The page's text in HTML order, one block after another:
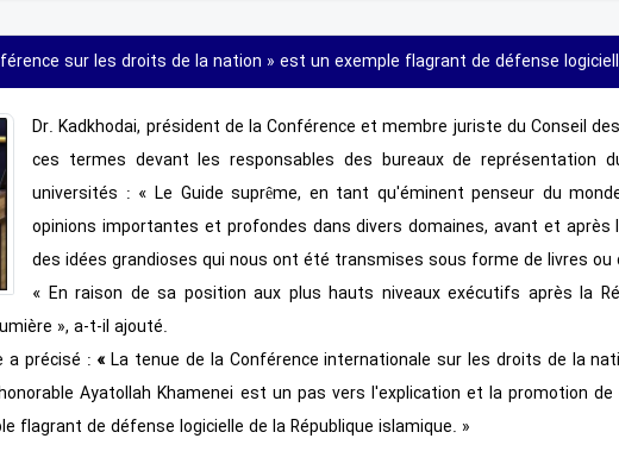
sur les droits de la nation » est un exemple flagrant de défense
Dr. Kadkhodai, président de la Conférence et membre juriste du Conseil
ces termes devant les responsables des bureaux de représentation
universités : « Le Guide suprême, en tant qu'éminent penseur du
opinions importantes et profondes dans divers domaines, avant et après
des idées grandioses qui nous ont été transmises sous forme de livres ou
« En raison de sa position aux plus hauts niveaux exécutifs après la
», a-t-il ajouté.
a précisé : «La tenue de la Conférence internationale sur les droits de la
Ayatollah Khamenei est un pas vers l'explication et la promotion
flagrant de défense logicielle de la République islamique. »